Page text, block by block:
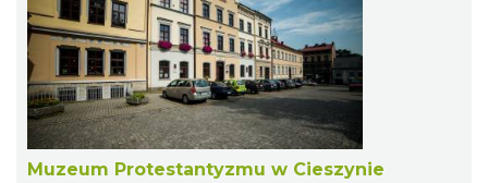
Muzeum Protestantyzmu w Cieszynie